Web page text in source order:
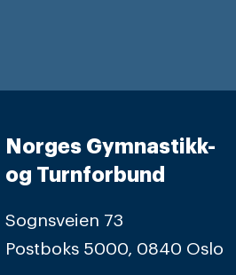
Norges Gymnastikk-
og Turnforbund
Sognsveien 73
Postboks 5000, 0840 Oslo